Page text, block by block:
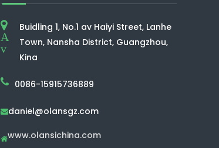
A
v
Buidling 1, No.1 av Haiyi Street, Lanhe
Town, Nansha District, Guangzhou,
Kina
0086-15915736889
daniel@olansgz.com
www.olansichina.com